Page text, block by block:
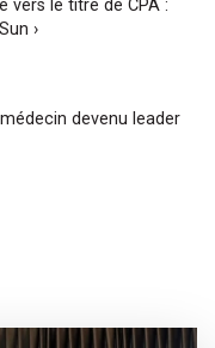
vers le titre de CPA :
›
devenu leader